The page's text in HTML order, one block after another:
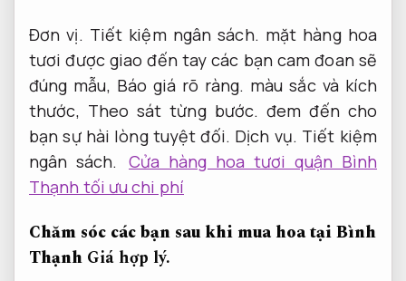
Đơn vị. Tiết kiệm ngân sách. mặt hàng hoa
tươi được giao đến tay các bạn cam đoan sẽ
đúng mẫu, Báo giá rõ ràng. màu sắc và kích
thước, Theo sát từng bước. đem đến cho
bạn sự hài lòng tuyệt đối. Dịch vụ. Tiết kiệm
ngân sách.
Cửa hàng hoa tươi quận Bình
Thạnh tối ưu chi phí
Chăm sóc các bạn sau khi mua hoa tại Bình
Thạnh Giá hợp lý.